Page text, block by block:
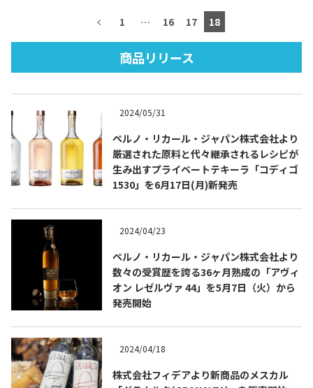
テキーラとは
テキーラマーケット
テキーラの飲み方 テキーラマップ
メキシコ料理 メキシコ旅行
メキシコの記念日 トピックス
お問合せ プライバシーポリシー サイトマップ
1 … 16 17 18
商品リリース
2024/05/31
ペルノ・リカール・ジャパン株式会社より
厳選された原料と代々継承されるレシピが
生み出すプライベートテキーラ「コディゴ
1530」を6月17日(月)新発売
2024/04/23
ペルノ・リカール・ジャパン株式会社より
数々の受賞歴を誇る36ヶ月熟成の「アヴィ
オン レゼルヴァ 44」を5月7日（火）から
発売開始
2024/04/18
株式会社フィデアより新商品のメスカル